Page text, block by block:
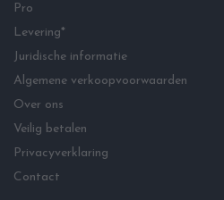
Pro
Levering*
Juridische informatie
Algemene verkoopvoorwaarden
Over ons
Veilig betalen
Privacyverklaring
Contact